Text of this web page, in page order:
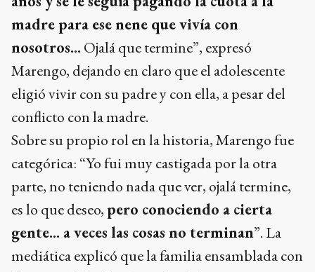
madre para ese nene que vivía con
nosotros... Ojalá que termine”, expresó
Marengo, dejando en claro que el adolescente
eligió vivir con su padre y con ella, a pesar del
conflicto con la madre.
Sobre su propio rol en la historia, Marengo fue
categórica: “Yo fui muy castigada por la otra
parte, no teniendo nada que ver, ojalá termine,
es lo que deseo, pero conociendo a cierta
gente... a veces las cosas no terminan”. La
mediática explicó que la familia ensamblada con